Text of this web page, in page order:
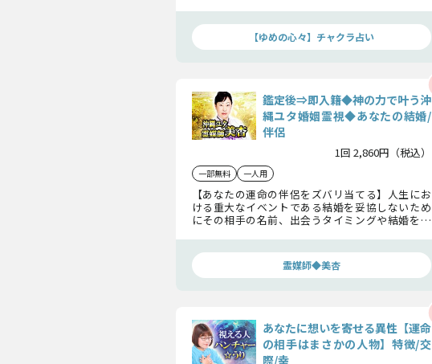
【ゆめの心々】チャクラ占い
鑑定後⇒即入籍◆神の力で叶う沖
縄ユタ婚姻霊視◆あなたの結婚/
伴侶
1回 2,860円（税込）
一部無料 一人用
【あなたの運命の伴侶をズバリ当てる】人生にお
ける重大なイベントである結婚を妥協しないため
にその相手の名前、出会うタイミングや結婚を実
霊媒師◆美杏
あなたに想いを寄せる異性【運命
の相手はまさかの人物】特徴/交
際/幸